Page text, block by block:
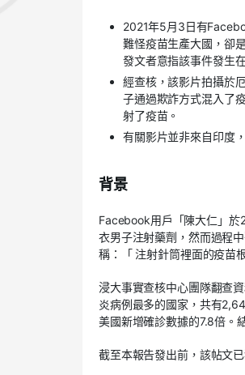
2021年5月3日有
難怪疫苗生產大國，卻
發文者意指該事件發生
經查核，該影片拍攝於
子通過欺詐方式混入了
射了疫苗。
有關影片並非來自印度
背景
Facebook用戶「陳大仁」
衣男子注射藥劑，然而過程
稱：「 注射針筒裡面的疫苗
浸大事實查核中心團隊翻查
炎病例最多的國家，共有
美國新增確診數據的7.8倍。
截至本報告發出前，該帖文